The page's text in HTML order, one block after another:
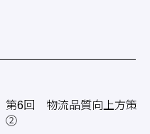
第6回 物流品質向上方策
②